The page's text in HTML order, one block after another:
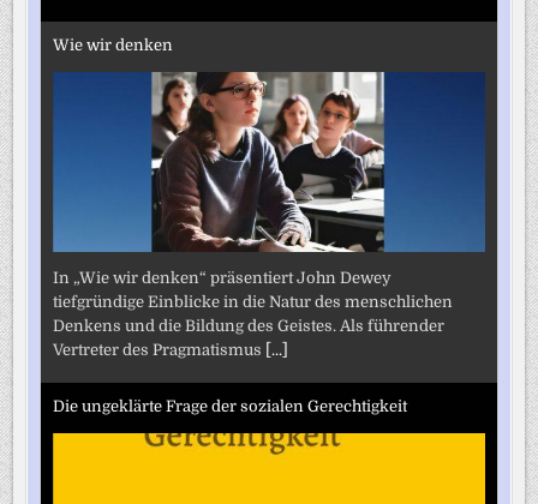
Wie wir denken
In „Wie wir denken“ präsentiert John Dewey
tiefgründige Einblicke in die Natur des menschlichen
Denkens und die Bildung des Geistes. Als führender
Vertreter des Pragmatismus [...]
Die ungeklärte Frage der sozialen Gerechtigkeit